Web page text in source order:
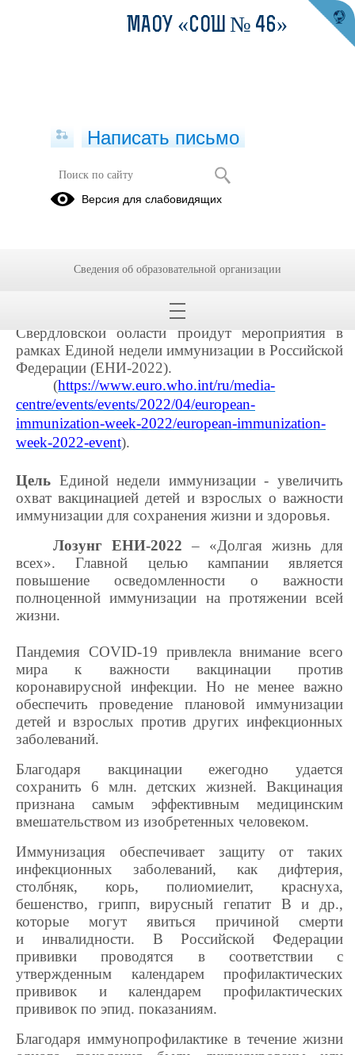
Единая неделя иммунизации
Единая неделя иммунизации в Российской
С 24 апреля по 30 апреля 2022 года в
Свердловской области пройдут мероприятия в
рамках Единой недели иммунизации в Российской
Федерации (ЕНИ-2022).
(https://www.euro.who.int/ru/media-
centre/events/events/2022/04/european-
immunization-week-2022/european-immunization-
week-2022-event).
Цель Единой недели иммунизации - увеличить
охват вакцинацией детей и взрослых о важности
иммунизации для сохранения жизни и здоровья.
Лозунг ЕНИ-2022 – «Долгая жизнь для
всех». Главной целью кампании является
повышение осведомленности о важности
полноценной иммунизации на протяжении всей
жизни.
Пандемия COVID-19 привлекла внимание всего
мира к важности вакцинации против
коронавирусной инфекции. Но не менее важно
обеспечить проведение плановой иммунизации
детей и взрослых против других инфекционных
заболеваний.
Благодаря вакцинации ежегодно удается
сохранить 6 млн. детских жизней. Вакцинация
признана самым эффективным медицинским
вмешательством из изобретенных человеком.
Иммунизация обеспечивает защиту от таких
инфекционных заболеваний, как дифтерия,
столбняк, корь, полиомиелит, краснуха,
бешенство, грипп, вирусный гепатит В и др.,
которые могут явиться причиной смерти
и инвалидности. В Российской Федерации
прививки проводятся в соответствии с
утвержденным календарем профилактических
прививок и календарем профилактических
прививок по эпид. показаниям.
Благодаря иммунопрофилактике в течение жизни
МАОУ «СОШ № 46»
Написать письмо
Версия для слабовидящих
Сведения об образовательной организации